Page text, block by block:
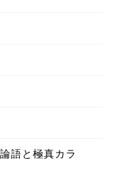
語と極真カラ